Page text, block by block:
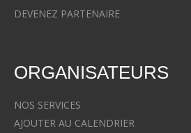
DEVENEZ PARTENAIRE
ORGANISATEURS
NOS SERVICES
AJOUTER AU CALENDRIER